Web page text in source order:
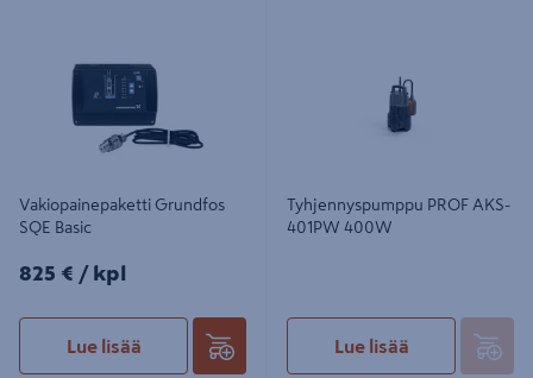
Vakiopainepaketti Grundfos
SQE Basic
825€/kpl
825 € / kpl
Lue lisää
Tyhjennyspumppu PROF AKS-
401PW 400W
Lue lisää